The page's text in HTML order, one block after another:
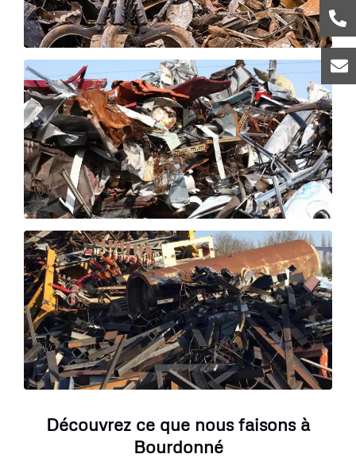
Découvrez ce que nous faisons à
Bourdonné